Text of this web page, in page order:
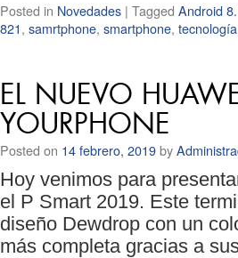
Posted in Novedades | Tagged Android
821, samrtphone, smartphone, tecnología
EL NUEVO
YOURPHONE
Posted on 14 febrero, 2019by
Hoy venimos para
el P Smart 2019. Este
diseño Dewdrop con un
más completa gracias a